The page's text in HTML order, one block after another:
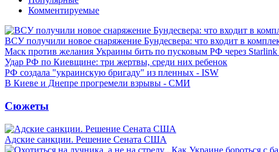
Комментируемые
ВСУ получили новое снаряжение Бундесвера: что входит в
Маск против желания Украины бить по пусковым РФ через
Удар РФ по Киевщине: три жертвы, среди них ребенок
РФ создала "украинскую бригаду" из пленных - ISW
В Киеве и Днепре прогремели взрывы - СМИ
Сюжеты
Адские санкции. Решение Сената США